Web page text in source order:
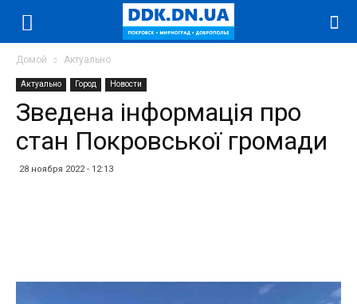
Домой Актуально
Актуально Город Новости
Зведена інформація про
стан Покровської громади
28 ноября 2022 - 12:13